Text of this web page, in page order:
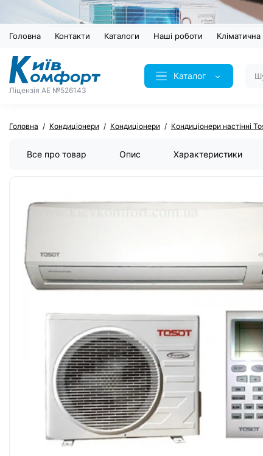
Головна Контакти Каталоги Наші роботи
Ліцензія AE №526143
Каталог
Головна Кондиціонери Кондиціонери Кондиціонери настінні
Все про товар Опис Характеристики